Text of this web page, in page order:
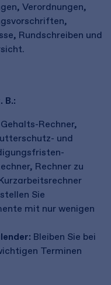
Verordnungen,
Rundschreiben und
B.:
Rechner,
und
Rechner zu
Sie
mit nur wenigen
Bleiben Sie bei
Terminen